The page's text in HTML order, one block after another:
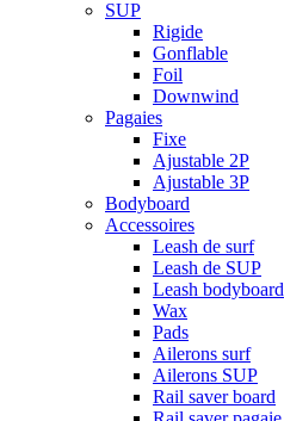
SUP
Rigide
Gonflable
Foil
Downwind
Pagaies
Fixe
Ajustable 2P
Ajustable 3P
Bodyboard
Accessoires
Leash de surf
Leash de SUP
Leash bodyboard
Wax
Pads
Ailerons surf
Ailerons SUP
Rail saver board